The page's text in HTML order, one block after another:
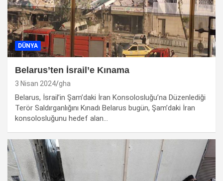
DÜNYA
Belarus’ten İsrail’e Kınama
3 Nisan 2024 gha
Belarus, İsrail’in Şam’daki İran Konsolosluğu’na Düzenlediği
Terör Saldırganlığını Kınadı Belarus bugün, Şam’daki İran
konsolosluğunu hedef alan…